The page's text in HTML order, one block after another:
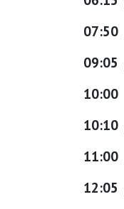
07:50
09:05
10:00
10:10
11:00
12:05